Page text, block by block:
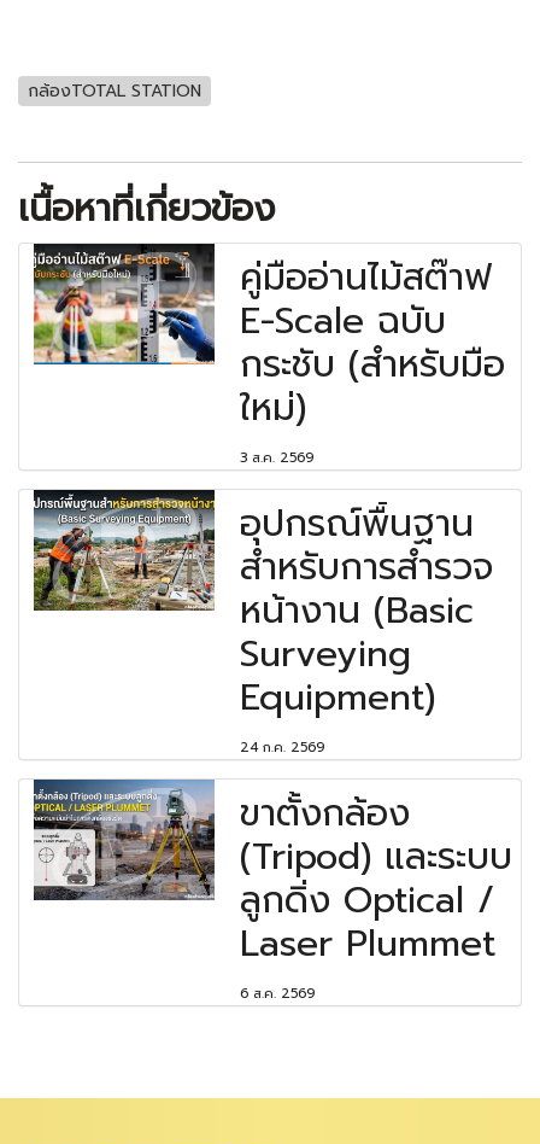
กล้องTOTAL STATION
เนื้อหาที่เกี่ยวข้อง
คู่มืออ่านไม้สต๊าฟ
E-Scale ฉบับ
กระชับ (สำหรับมือ
ใหม่)
3 ส.ค. 2569
อุปกรณ์พื้นฐาน
สำหรับการสำรวจ
หน้างาน (Basic
Surveying
Equipment)
24 ก.ค. 2569
ขาตั้งกล้อง
(Tripod) และระบบ
ลูกดิ่ง Optical /
Laser Plummet
6 ส.ค. 2569